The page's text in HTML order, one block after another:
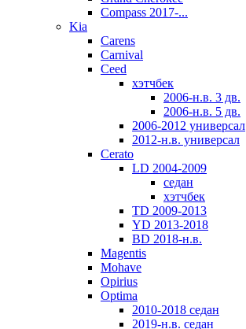
Compass 2017-...
Kia
Carens
Carnival
Ceed
хэтчбек
2006-н.в. 3 дв.
2006-н.в. 5 дв.
2006-2012 универсал
2012-н.в. универсал
Cerato
LD 2004-2009
седан
хэтчбек
TD 2009-2013
YD 2013-2018
BD 2018-н.в.
Magentis
Mohave
Opirius
Optima
2010-2018 седан
2019-н.в. седан